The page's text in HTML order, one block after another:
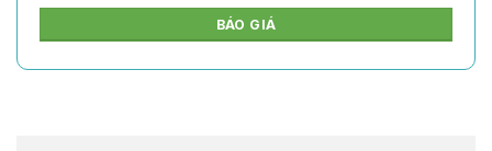
BÁO GIÁ